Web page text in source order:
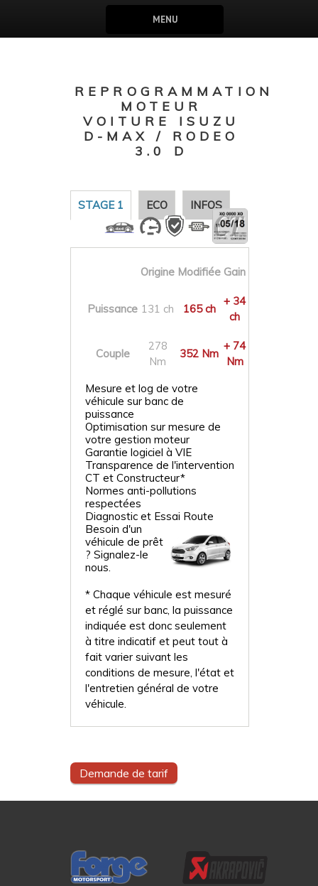
MENU
REPROGRAMMATION
MOTEUR
VOITURE ISUZU
D-MAX / RODEO
3.0 D
STAGE 1 ECO INFOS
Origine Modifiée Gain
Puissance 131 ch 165 ch
+ 34
ch
Couple
278
Nm
352 Nm
+ 74
Nm
Mesure et log de votre
véhicule sur banc de
puissance
Optimisation sur mesure de
votre gestion moteur
Garantie logiciel à VIE
Transparence de l'intervention
CT et Constructeur*
Normes anti-pollutions
respectées
Diagnostic et Essai Route
Besoin d'un
véhicule de prêt
? Signalez-le
nous.
* Chaque véhicule est mesuré
et réglé sur banc, la puissance
indiquée est donc seulement
à titre indicatif et peut tout à
fait varier suivant les
conditions de mesure, l'état et
l'entretien général de votre
véhicule.
Demande de tarif